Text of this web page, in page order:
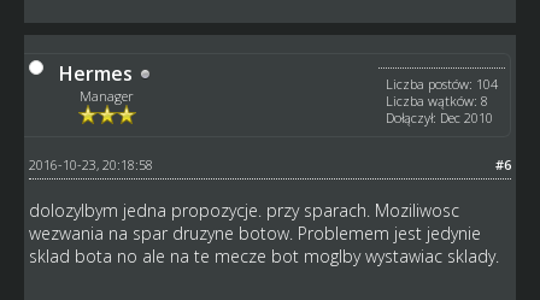
Hermes
Manager
Liczba postów: 104
Liczba wątków: 8
Dołączył: Dec 2010
#6
2016-10-23, 20:18:58
dolozylbym jedna propozycje. przy sparach. Moziliwosc
wezwania na spar druzyne botow. Problemem jest jedynie
sklad bota no ale na te mecze bot moglby wystawiac sklady.